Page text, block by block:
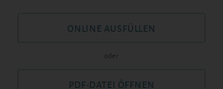
ONLINE AUSFÜLLEN
oder
PDF-DATEI ÖFFNEN